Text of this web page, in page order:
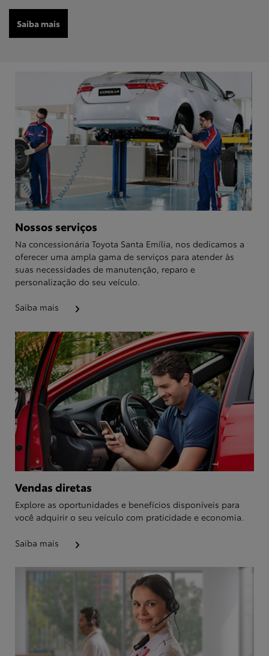
Saiba mais
Nossos serviços
Na concessionária Toyota Santa Emília, nos dedicamos a
oferecer uma ampla gama de serviços para atender às
suas necessidades de manutenção, reparo e
personalização do seu veículo.
Saiba mais
Vendas diretas
Explore as oportunidades e benefícios disponíveis para
você adquirir o seu veículo com praticidade e economia.
Saiba mais